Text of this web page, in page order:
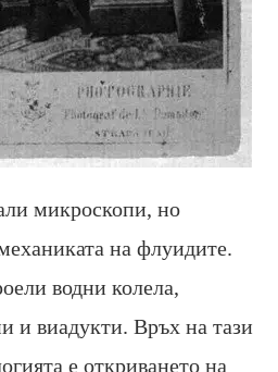
микроскопи, но
на флуидите.
водни колела,
и виадукти. Връх на тази
е откриването на